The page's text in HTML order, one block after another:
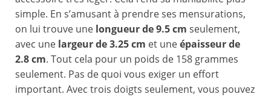
simple. En s’amusant à prendre ses mensurations,
on lui trouve une longueur de 9.5 cm seulement,
avec une largeur de 3.25 cm et uneépaisseur de
2.8 cm. Tout cela pour un poids de 158 grammes
seulement. Pas de quoi vous exiger un effort
important. Avec trois doigts seulement, vous pouvez